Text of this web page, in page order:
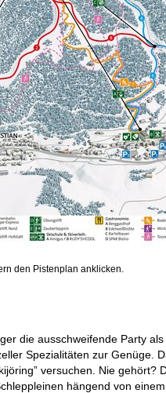
den Pistenplan anklicken.
die ausschweifende Party
Spezialitäten zur Genüge.
versuchen. Nie
hängend von